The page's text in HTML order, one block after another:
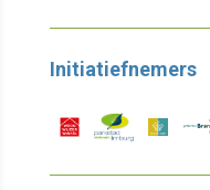
Initiatiefnemers